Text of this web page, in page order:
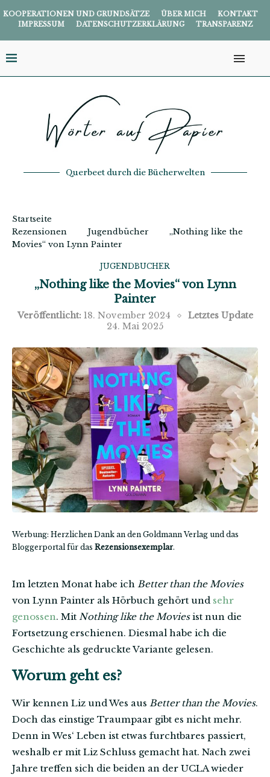
KOOPERATIONEN UND GRUNDSÄTZE ÜBER MICH
KONTAKT
IMPRESSUM
DATENSCHUTZERKLÄRUNG TRANSPARENZ
Querbeet durch die Bücherwelten
Startseite
Rezensionen
Jugendbücher
„Nothing like the
Movies“ von Lynn Painter
JUGENDBÜCHER
„Nothing like the Movies“ von Lynn
Painter
Veröffentlicht: 18. November 2024
Letztes Update
24. Mai 2025
Werbung: Herzlichen Dank an den Goldmann Verlag und das
Bloggerportal für das Rezensionsexemplar.
Im letzten Monat habe ich Better than the Movies
von Lynn Painter als Hörbuch gehört und sehr
genossen. Mit Nothing like the Moviesist nun die
Fortsetzung erschienen. Diesmal habe ich die
Geschichte als gedruckte Variante gelesen.
Worum geht es?
Wir kennen Liz und Wes aus Better than the Movies.
Doch das einstige Traumpaar gibt es nicht mehr.
Denn in Wes‘ Leben ist etwas furchtbares passiert,
weshalb er mit Liz Schluss gemacht hat. Nach zwei
Jahre treffen sich die beiden an der UCLA wieder